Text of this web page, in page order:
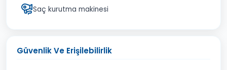
Saç kurutma makinesi
Güvenlik Ve Erişilebilirlik